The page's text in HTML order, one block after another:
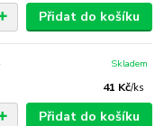
Přidat do košíku
41 Kč/ks
Skladem
Přidat do košíku